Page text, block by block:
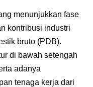
menunjukkan fase
kontribusi industri
bruto (PDB).
di bawah setengah
adanya
tenaga kerja dari